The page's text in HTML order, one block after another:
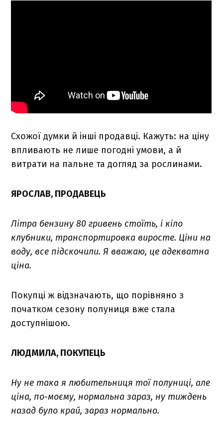
Схожої думки й інші продавці. Кажуть: на ціну
впливають не лише погодні умови, а й
витрати на пальне та догляд за рослинами.
ЯРОСЛАВ, ПРОДАВЕЦЬ
Літра бензину 80 гривень стоїть, і кіло
клубники, транспортировка виросте. Ціни на
воду, все підскочили. Я вважаю, це адекватна
ціна.
Покупці ж відзначають, що порівняно з
початком сезону полуниця вже стала
доступнішою.
ЛЮДМИЛА, ПОКУПЕЦЬ
Ну не така я любительниця тої полуниці, але
ціна, по-моєму, нормальна зараз, ну тиждень
назад було край, зараз нормально.